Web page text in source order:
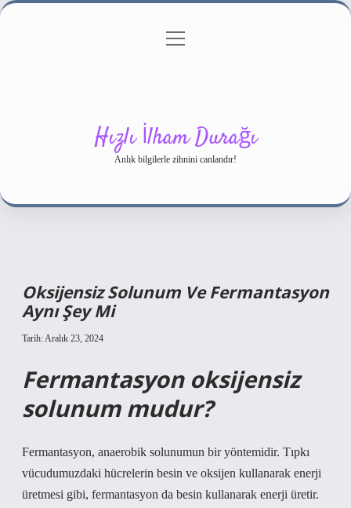
Gizlilik Politikası
menüyü
Hızlı İlham Durağı
Anlık bilgilerle zihnini canlandır!
Oksijensiz Solunum Ve Fermantasyon
Aynı Şey Mi
Tarih: Aralık 23, 2024
Fermantasyon oksijensiz
solunum mudur?
Fermantasyon, anaerobik solunumun bir yöntemidir. Tıpkı
vücudumuzdaki hücrelerin besin ve oksijen kullanarak enerji
üretmesi gibi, fermantasyon da besin kullanarak enerji üretir.